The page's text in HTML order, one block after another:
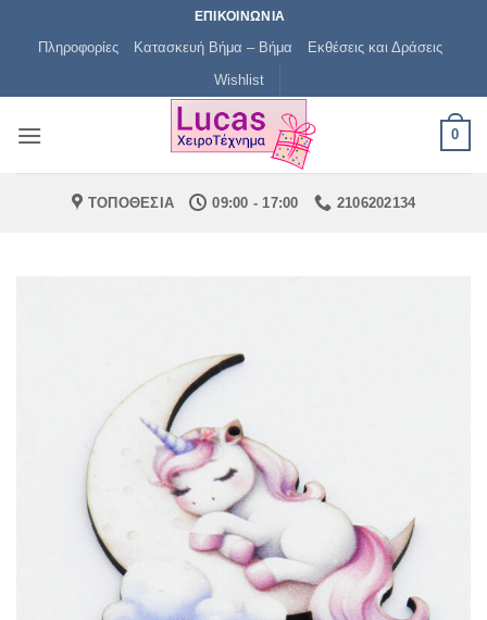
ΕΠΙΚΟΙΝΩΝΙΑ
Πληροφορίες Κατασκευή Βήμα – Βήμα
Εκθέσεις και Δράσεις
Wishlist
0
ΤΟΠΟΘΕΣΙΑ 09:00 - 17:00 2106202134